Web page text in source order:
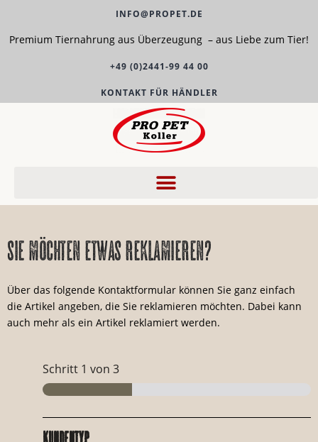
INFO@PROPET.DE
Premium Tiernahrung aus Überzeugung – aus Liebe zum Tier!
+49 (0)2441-99 44 00
KONTAKT FÜR HÄNDLER
sie möchten etwas reklamieren?
Über das folgende Kontaktformular können Sie ganz einfach
die Artikel angeben, die Sie reklamieren möchten. Dabei kann
auch mehr als ein Artikel reklamiert werden.
Schritt 1 von 3